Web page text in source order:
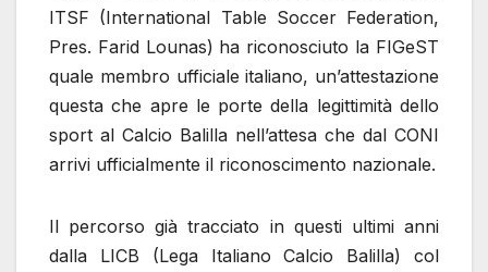
ITSF (International Table Soccer Federation,
Pres. Farid Lounas) ha riconosciuto la FIGeST
quale membro ufficiale italiano, un’attestazione
questa che apre le porte della legittimità dello
sport al Calcio Balilla nell’attesa che dal CONI
arrivi ufficialmente il riconoscimento nazionale.
Il percorso già tracciato in questi ultimi anni
dalla LICB (Lega Italiano Calcio Balilla) col